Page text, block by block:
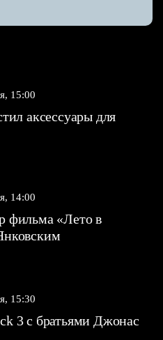
15:00
аксессуары для
14:00
фильма «Лето в
15:30
3 с братьями Джонас